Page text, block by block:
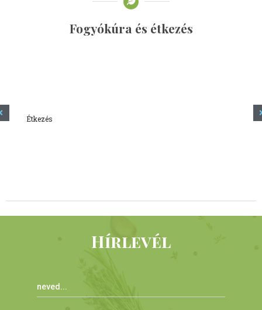
Fogyókúra és étkezés
Étkezés
Hírlevél